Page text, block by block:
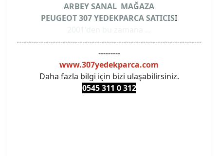
ARBEY SANAL MAĞAZA
PEUGEOT 307 YEDEKPARCA SATICISI
----------------------------------------------------------------------------
---------
www.307yedekparca.com
Daha fazla bilgi için bizi ulaşabilirsiniz.
0545 311 0 312